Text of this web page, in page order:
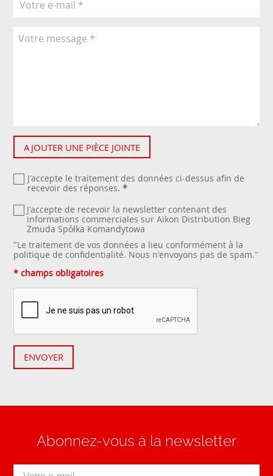
AJOUTER UNE PIÈCE JOINTE
J'accepte le traitement des données ci-dessus afin de
recevoir des réponses. *
J'accepte de recevoir la newsletter contenant des
informations commerciales sur Aikon Distribution Bieg
Żmuda Spółka Komandytowa
"Le traitement de vos données a lieu conformément à la
politique de confidentialité. Nous n'envoyons pas de spam."
* champs obligatoires
ENVOYER
Abonnez-vous à la newsletter